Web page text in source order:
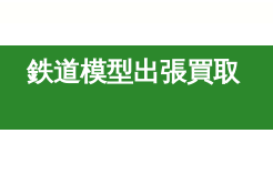
鉄道模型出張買取